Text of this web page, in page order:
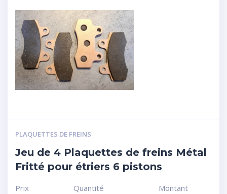
PLAQUETTES DE FREINS
Jeu de 4 Plaquettes de freins Métal
Fritté pour étriers 6 pistons
Prix
Quantité
Montant